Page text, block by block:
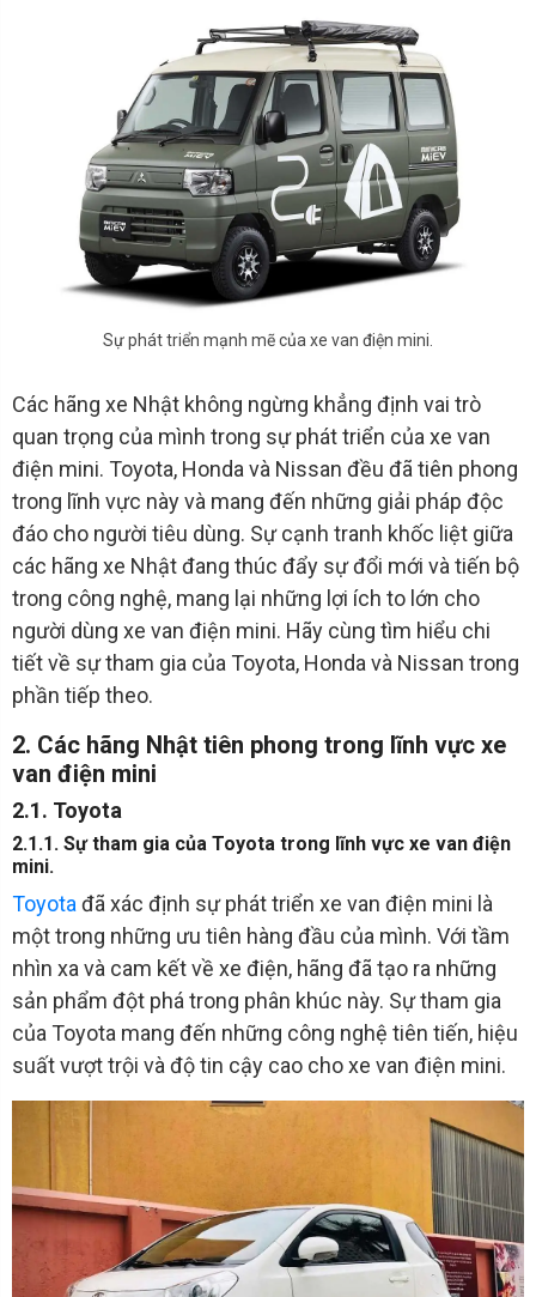
Sự phát triển mạnh mẽ của xe van điện mini.
Các hãng xe Nhật không ngừng khẳng định vai trò
quan trọng của mình trong sự phát triển của xe van
điện mini. Toyota, Honda và Nissan đều đã tiên phong
trong lĩnh vực này và mang đến những giải pháp độc
đáo cho người tiêu dùng. Sự cạnh tranh khốc liệt giữa
các hãng xe Nhật đang thúc đẩy sự đổi mới và tiến bộ
trong công nghệ, mang lại những lợi ích to lớn cho
người dùng xe van điện mini. Hãy cùng tìm hiểu chi
tiết về sự tham gia của Toyota, Honda và Nissan trong
phần tiếp theo.
2. Các hãng Nhật tiên phong trong lĩnh vực xe
van điện mini
2.1. Toyota
2.1.1. Sự tham gia của Toyota trong lĩnh vực xe van điện
mini.
Toyota đã xác định sự phát triển xe van điện mini là
một trong những ưu tiên hàng đầu của mình. Với tầm
nhìn xa và cam kết về xe điện, hãng đã tạo ra những
sản phẩm đột phá trong phân khúc này. Sự tham gia
của Toyota mang đến những công nghệ tiên tiến, hiệu
suất vượt trội và độ tin cậy cao cho xe van điện mini.